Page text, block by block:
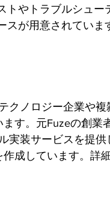
トやトラブルシュー
スが用意されていま
クノロジー企業や
す。元Fuzeの創業
実装サービスを提
成しています。詳